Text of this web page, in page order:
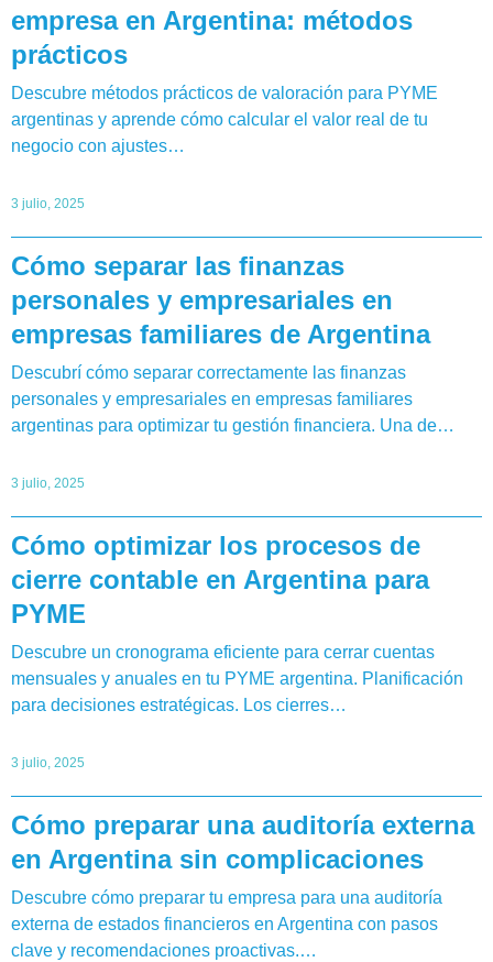
empresa en Argentina: métodos
prácticos
Descubre métodos prácticos de valoración para PYME
argentinas y aprende cómo calcular el valor real de tu
negocio con ajustes…
3 julio, 2025
Cómo separar las finanzas
personales y empresariales en
empresas familiares de Argentina
Descubrí cómo separar correctamente las finanzas
personales y empresariales en empresas familiares
argentinas para optimizar tu gestión financiera. Una de…
3 julio, 2025
Cómo optimizar los procesos de
cierre contable en Argentina para
PYME
Descubre un cronograma eficiente para cerrar cuentas
mensuales y anuales en tu PYME argentina. Planificación
para decisiones estratégicas. Los cierres…
3 julio, 2025
Cómo preparar una auditoría externa
en Argentina sin complicaciones
Descubre cómo preparar tu empresa para una auditoría
externa de estados financieros en Argentina con pasos
clave y recomendaciones proactivas.…